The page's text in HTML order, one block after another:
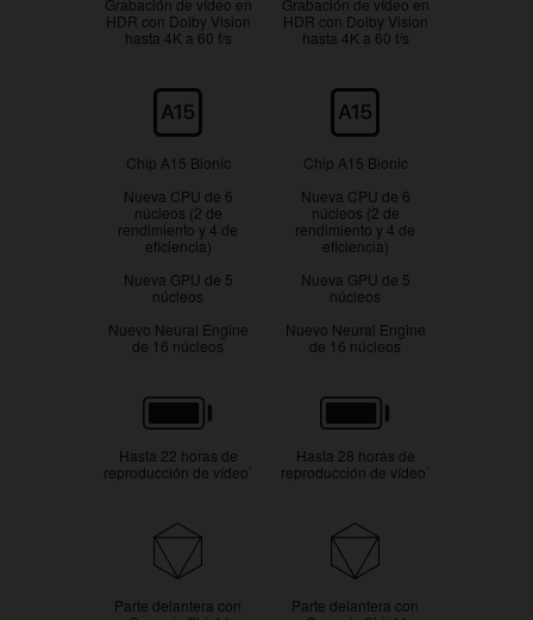
HDR con Dolby Vision
hasta 4K a 60 f/s
HDR con Dolby Vision
hasta 4K a 60 f/s
Chip A15 Bionic
Nueva CPU de 6
núcleos (2 de
rendimiento y 4 de
eficiencia)
Nueva GPU de 5
núcleos
Nuevo Neural Engine
de 16 núcleos
Chip A15 Bionic
Nueva CPU de 6
núcleos (2 de
rendimiento y 4 de
eficiencia)
Nueva GPU de 5
núcleos
Nuevo Neural Engine
de 16 núcleos
Batería
Hasta 22 horas de
reproducción de vídeo
Hasta 28 horas de
reproducción de vídeo
Resistencia
Parte delantera con
Parte delantera con